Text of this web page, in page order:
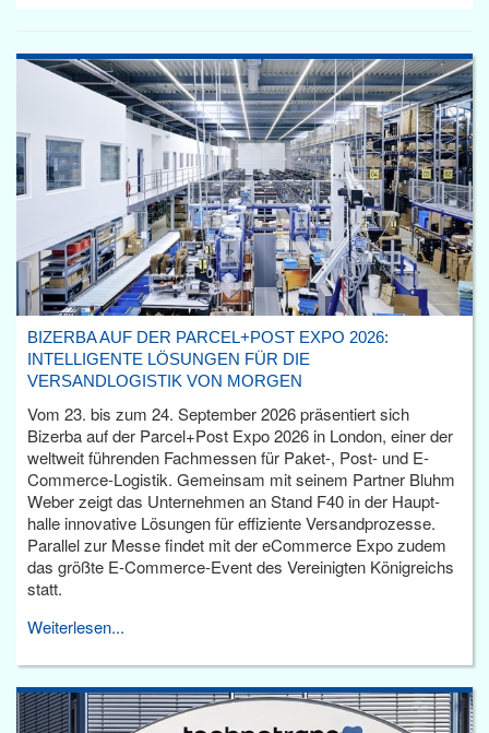
BIZERBA AUF DER PARCEL+POST EXPO 2026:
INTELLIGENTE LÖSUNGEN FÜR DIE
VERSANDLOGISTIK VON MORGEN
Vom 23. bis zum 24. September 2026 präsentiert sich
Bizerba auf der Parcel+Post Expo 2026 in London, einer der
weltweit führenden Fachmessen für Paket-, Post- und E-
Commerce-Logistik. Gemeinsam mit seinem Partner Bluhm
Weber zeigt das Unternehmen an Stand F40 in der Haupt­
halle innovative Lösungen für effiziente Versandprozesse.
Parallel zur Messe findet mit der eCommerce Expo zudem
das größte E-Commerce-Event des Vereinigten Königreichs
statt.
Weiterlesen...